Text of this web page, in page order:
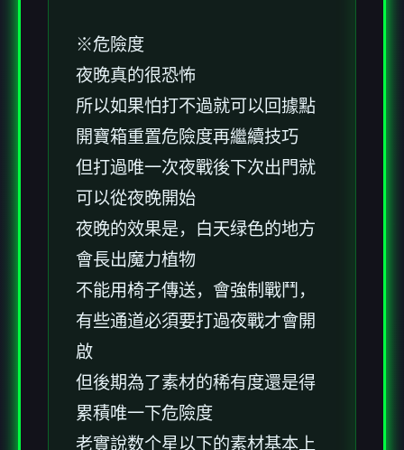
※危險度
夜晚真的很恐怖
所以如果怕打不過就可以回據點
開寶箱重置危險度再繼續技巧
但打過唯一次夜戰後下次出門就
可以從夜晚開始
夜晚的效果是，白天绿色的地方
會長出魔力植物
不能用椅子傳送，會強制戰鬥，
有些通道必須要打過夜戰才會開
啟
但後期為了素材的稀有度還是得
累積唯一下危險度
老實說数个星以下的素材基本上